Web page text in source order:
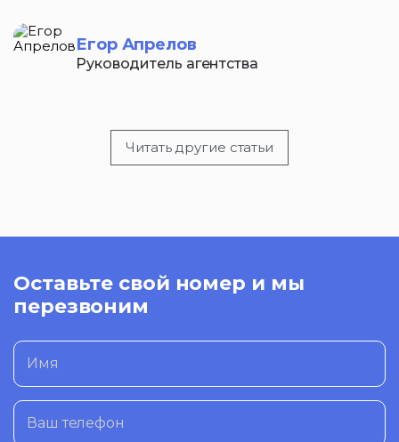
Егор Апрелов
Руководитель агентства
Читать другие статьи
Оставьте свой номер и мы
перезвоним
Имя
Ваш телефон